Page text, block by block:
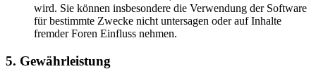
wird. Sie können insbesondere die Verwendung der Software
für bestimmte Zwecke nicht untersagen oder auf Inhalte
fremder Foren Einfluss nehmen.
5. Gewährleistung